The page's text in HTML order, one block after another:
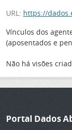
URL: https://dados.es.gov.br/dataset/954fbd56-3b71-4042-9784-
Vínculos dos
(aposentados e
Não há visões
Portal Dados